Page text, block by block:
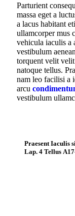
Parturient
massa eget a
a lacus habitant
ullamcorper mus
vehicula iaculis a
vestibulum
torquent velit
natoque tellus.
nam leo facilisi a
arcu
vestibulum
Praesent Iaculis
Lap. 4 Tellus